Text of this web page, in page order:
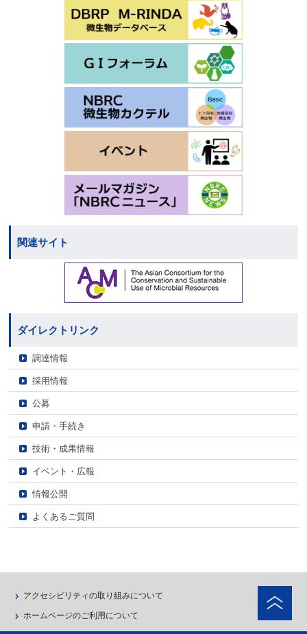
関連サイト
ダイレクトリンク
調達情報
採用情報
公募
申請・手続き
技術・成果情報
イベント・広報
情報公開
よくあるご質問
アクセシビリティの取り組みについて
ホームページのご利用について